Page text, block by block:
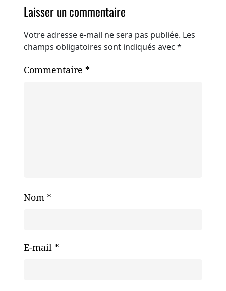
Laisser un commentaire
Votre adresse e-mail ne sera pas publiée. Les
champs obligatoires sont indiqués avec *
Commentaire *
Nom *
E-mail *